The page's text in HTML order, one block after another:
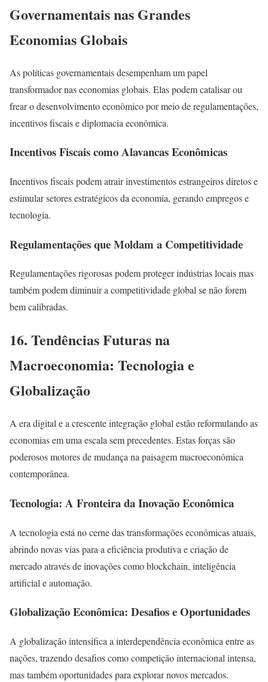
Governamentais nas Grandes
Economias Globais
As políticas governamentais desempenham um papel
transformador nas economias globais. Elas podem catalisar ou
frear o desenvolvimento econômico por meio de regulamentações,
incentivos fiscais e diplomacia econômica.
Incentivos Fiscais como Alavancas Econômicas
Incentivos fiscais podem atrair investimentos estrangeiros diretos e
estimular setores estratégicos da economia, gerando empregos e
tecnologia.
Regulamentações que Moldam a Competitividade
Regulamentações rigorosas podem proteger indústrias locais mas
também podem diminuir a competitividade global se não forem
bem calibradas.
16. Tendências Futuras na
Macroeconomia: Tecnologia e
Globalização
A era digital e a crescente integração global estão reformulando as
economias em uma escala sem precedentes. Estas forças são
poderosos motores de mudança na paisagem macroeconômica
contemporânea.
Tecnologia: A Fronteira da Inovação Econômica
A tecnologia está no cerne das transformações econômicas atuais,
abrindo novas vias para a eficiência produtiva e criação de
mercado através de inovações como blockchain, inteligência
artificial e automação.
Globalização Econômica: Desafios e Oportunidades
A globalização intensifica a interdependência econômica entre as
nações, trazendo desafios como competição internacional intensa,
mas também oportunidades para explorar novos mercados.